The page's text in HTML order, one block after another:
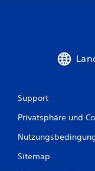
Support
Privatsphäre und
Sitemap